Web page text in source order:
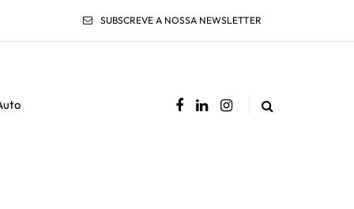
SUBSCREVE A NOSSA NEWSLETTER